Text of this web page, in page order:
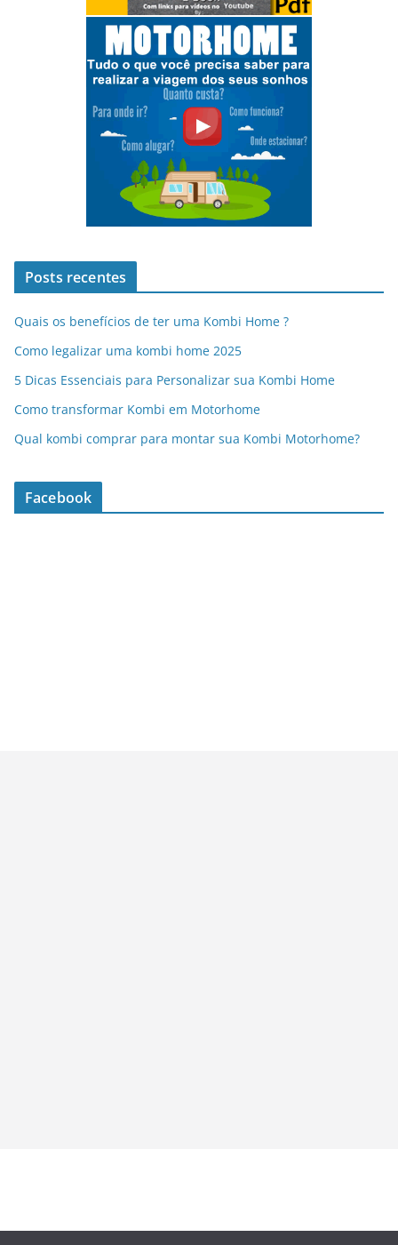
Posts recentes
Quais os benefícios de ter uma Kombi Home ?
Como legalizar uma kombi home 2025
5 Dicas Essenciais para Personalizar sua Kombi Home
Como transformar Kombi em Motorhome
Qual kombi comprar para montar sua Kombi Motorhome?
Facebook